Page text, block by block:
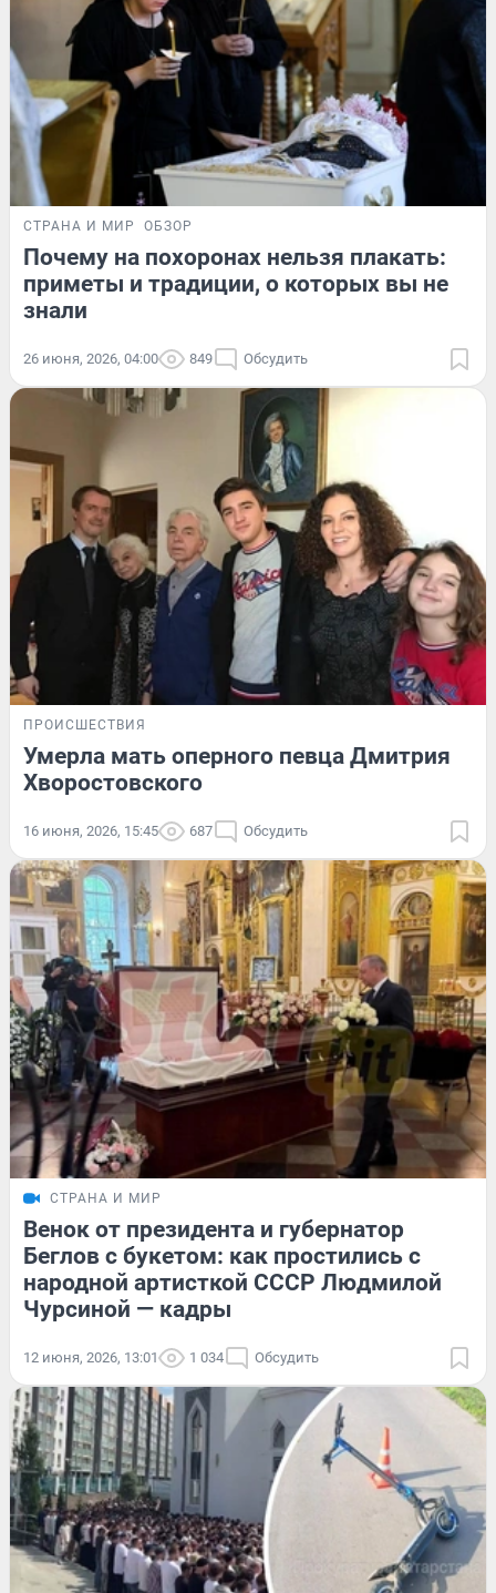
СТРАНА И МИР ОБЗОР
Почему на похоронах нельзя плакать:
приметы и традиции, о которых вы не
знали
26 июня, 2026, 04:00 849 Обсудить
ПРОИСШЕСТВИЯ
Умерла мать оперного певца Дмитрия
Хворостовского
16 июня, 2026, 15:45 687 Обсудить
СТРАНА И МИР
Венок от президента и губернатор
Беглов с букетом: как простились с
народной артисткой СССР Людмилой
Чурсиной — кадры
12 июня, 2026, 13:01 1 034 Обсудить